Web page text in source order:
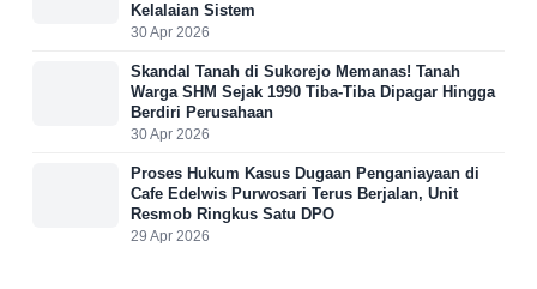
Kelalaian Sistem
30 Apr 2026
Skandal Tanah di Sukorejo Memanas! Tanah
Warga SHM Sejak 1990 Tiba-Tiba Dipagar Hingga
Berdiri Perusahaan
30 Apr 2026
Proses Hukum Kasus Dugaan Penganiayaan di
Cafe Edelwis Purwosari Terus Berjalan, Unit
Resmob Ringkus Satu DPO
29 Apr 2026